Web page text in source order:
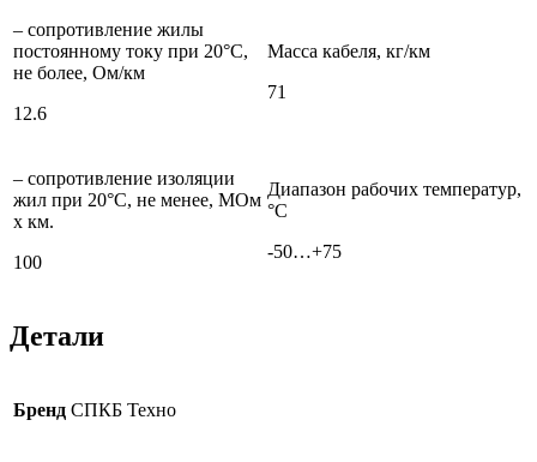
– сопротивление жилы
постоянному току при 20°С,
не более, Ом/км
12.6
Масса кабеля, кг/км
71
– сопротивление изоляции
жил при 20°C, не менее, МОм
х км.
100
Диапазон рабочих температур,
°С
-50…+75
Детали
Бренд СПКБ Техно